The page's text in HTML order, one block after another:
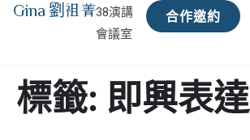
Gina 劉祖菁38演講
會議室
合作邀約
標籤: 即興表達